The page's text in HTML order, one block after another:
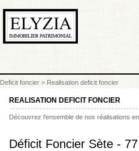
Deficit foncier > Realisation deficit foncier
REALISATION DEFICIT FONCIER
Découvrez l'ensemble de nos réalisations
Déficit Foncier Sète -